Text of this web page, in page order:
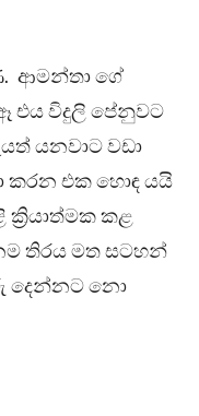
ආමන්තා ගේ
එය විදුලි පේනුවට
යනවාට වඩා
කරන එක හොඳ යයි
ක්‍රියාත්මක කළ
තිරය මත සටහන්
දෙන්නට නො